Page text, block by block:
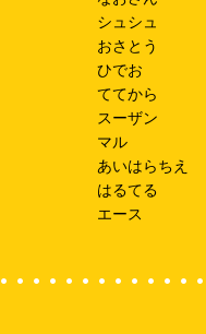
シュシュ
おさとう
ひでお
ててから
スーザン
マル
あいはらちえ
はるてる
エース